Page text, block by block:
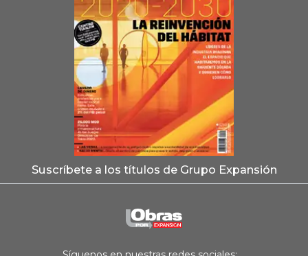
Suscríbete a los títulos de Grupo Expansión